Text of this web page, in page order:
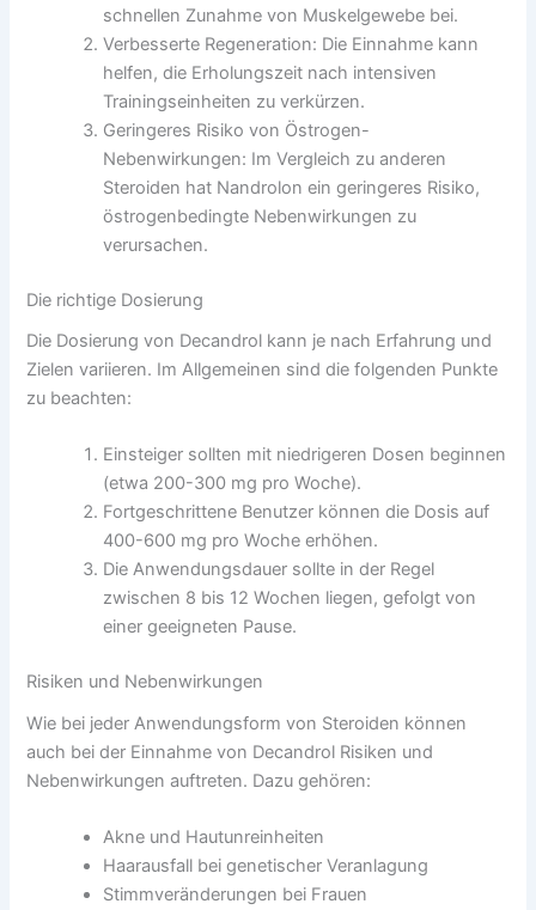
schnellen Zunahme von Muskelgewebe bei.
Verbesserte Regeneration: Die Einnahme kann
helfen, die Erholungszeit nach intensiven
Trainingseinheiten zu verkürzen.
Geringeres Risiko von Östrogen-
Nebenwirkungen: Im Vergleich zu anderen
Steroiden hat Nandrolon ein geringeres Risiko,
östrogenbedingte Nebenwirkungen zu
verursachen.
Die richtige Dosierung
Die Dosierung von Decandrol kann je nach Erfahrung und
Zielen variieren. Im Allgemeinen sind die folgenden Punkte
zu beachten:
Einsteiger sollten mit niedrigeren Dosen beginnen
(etwa 200-300 mg pro Woche).
Fortgeschrittene Benutzer können die Dosis auf
400-600 mg pro Woche erhöhen.
Die Anwendungsdauer sollte in der Regel
zwischen 8 bis 12 Wochen liegen, gefolgt von
einer geeigneten Pause.
Risiken und Nebenwirkungen
Wie bei jeder Anwendungsform von Steroiden können
auch bei der Einnahme von Decandrol Risiken und
Nebenwirkungen auftreten. Dazu gehören:
Akne und Hautunreinheiten
Haarausfall bei genetischer Veranlagung
Stimmveränderungen bei Frauen